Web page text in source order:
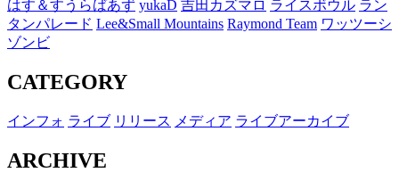
はす＆すうらばあず yukaD 吉田カズマロ ライスボウル ラン
タンパレード Lee&Small Mountains Raymond Team ワッツーシ
ゾンビ
CATEGORY
インフォ ライブ リリース メディア ライブアーカイブ
ARCHIVE